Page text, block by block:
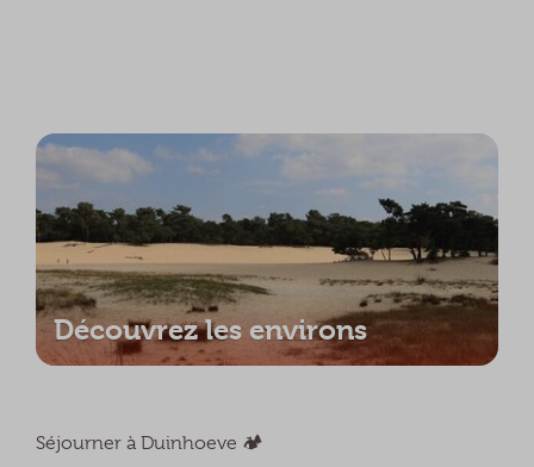
Découvrez les environs
Séjourner à Duinhoeve 🏕️